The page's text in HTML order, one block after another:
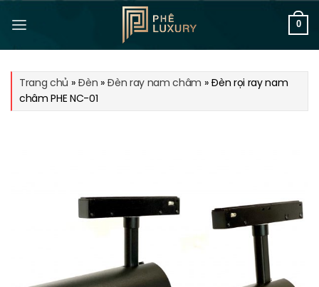
qua
0
Trang chủ »Đèn »Đèn ray nam châm »Đèn rọi ray nam
châm PHE NC-01